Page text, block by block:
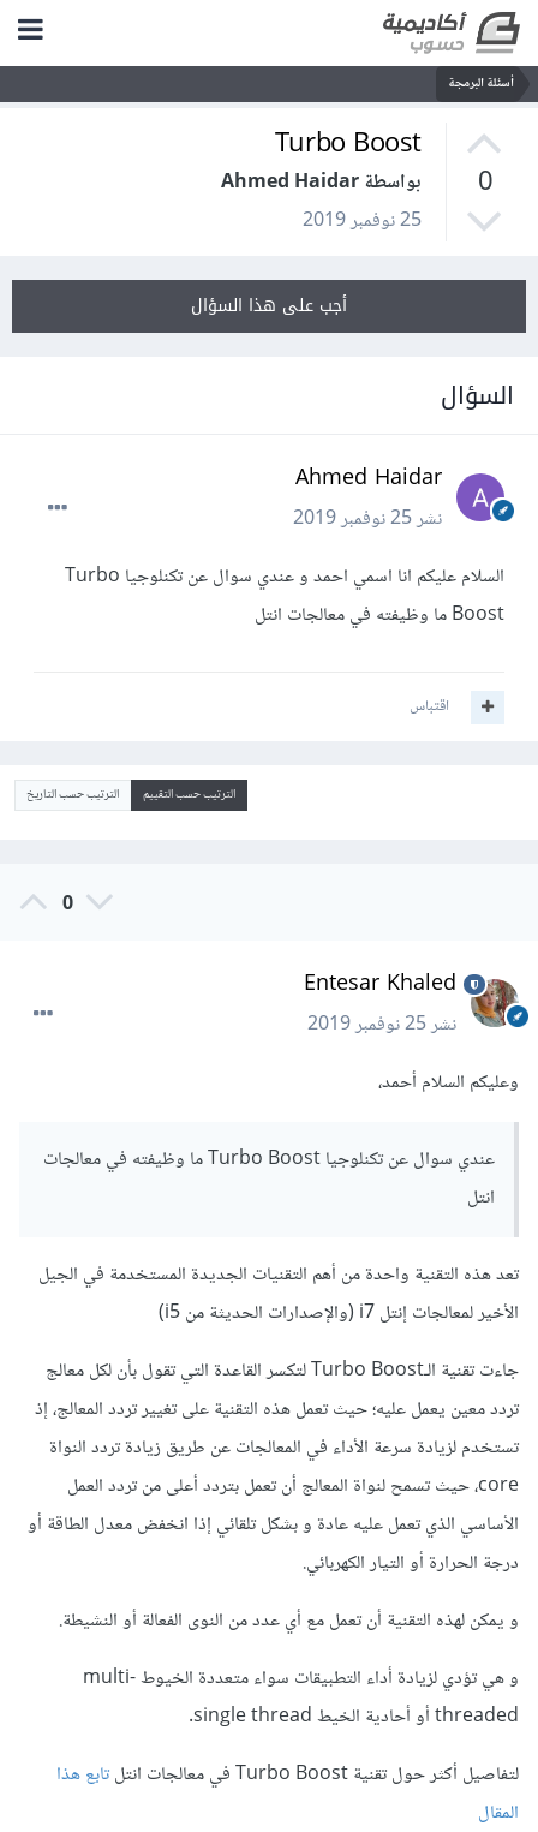
أسئلة البرمجة
0
Turbo Boost
بواسطة Ahmed Haidar
25 نوفمبر 2019
أجب على هذا السؤال
السؤال
Ahmed Haidar
نشر25 نوفمبر 2019
السلام عليكم انا اسمي احمد و عندي سوال عن تكنلوجيا Turbo
Boost ما وظيفته في معالجات انتل
اقتباس
الترتيب حسب التقييم الترتيب حسب التاريخ
0
Entesar Khaled
نشر25 نوفمبر 2019
وعليكم السلام أحمد،
عندي سوال عن تكنلوجيا Turbo Boost ما وظيفته في معالجات
انتل
تعد هذه التقنية واحدة من أهم التقنيات الجديدة المستخدمة في الجيل
الأخير لمعالجات إنتل i7 (والإصدارات الحديثة من i5)
جاءت تقنية الـTurbo Boost لتكسر القاعدة التي تقول بأن لكل معالج
تردد معين يعمل عليه؛ حيث تعمل هذه التقنية على تغيير تردد المعالج، إذ
تستخدم لزيادة سرعة الأداء في المعالجات عن طريق زيادة تردد النواة
core، حيث تسمح لنواة المعالج أن تعمل بتردد أعلى من تردد العمل
الأساسي الذي تعمل عليه عادة و بشكل تلقائي إذا انخفض معدل الطاقة أو
درجة الحرارة أو التيار الكهربائي.
و يمكن لهذه التقنية أن تعمل مع أي عدد من النوى الفعالة أو النشيطة.
و هي تؤدي لزيادة أداء التطبيقات سواء متعددة الخيوط multi-
threaded أو أحادية الخيط single thread.
لتفاصيل أكثر حول تقنية Turbo Boost في معالجات انتل
تابع هذا
المقال